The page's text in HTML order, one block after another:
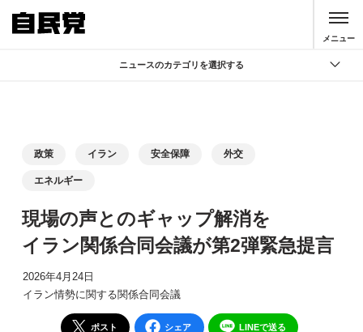
メニュー
ニュースのカテゴリを選択する
記者会見
活動局
政策 イラン 安全保障 外交
エネルギー
現場の声とのギャップ解消を
イラン関係合同会議が第2弾緊急提言
2026年4月24日
イラン情勢に関する関係合同会議
ポスト シェア LINEで送る